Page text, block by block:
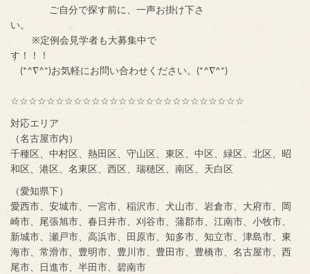
ご自分で探す前に、一声お掛け下さ
い。
※定例会見学者も大募集中で
す！！！
(*^∇^*)お気軽にお問い合わせください。(*^∇^*)
☆☆☆☆☆☆☆☆☆☆☆☆☆☆☆☆☆☆☆☆☆☆☆☆☆☆
対応エリア
（名古屋市内）
千種区、中村区、熱田区、守山区、東区、中区、緑区、北区、昭
和区、港区、名東区、西区、瑞穂区、南区、天白区
（愛知県下）
愛西市、安城市、一宮市、稲沢市、犬山市、岩倉市、大府市、岡
崎市、尾張旭市、春日井市、刈谷市、蒲郡市、江南市、小牧市、
新城市、瀬戸市、高浜市、田原市、知多市、知立市、津島市、東
海市、常滑市、豊明市、豊川市、豊田市、豊橋市、名古屋市、西
尾市、日進市、半田市、碧南市